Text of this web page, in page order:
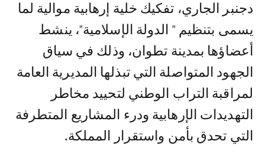
دجنبر الجاري، تفكيك خلية إرهابية موالية لما
يسمى بتنظيم " الدولة الإسلامية"، ينشط
أعضاؤها بمدينة تطوان، وذلك في سياق
الجهود المتواصلة التي تبذلها المديرية العامة
لمراقبة التراب الوطني لتحييد مخاطر
التهديدات الإرهابية ودرء المشاريع المتطرفة
التي تحدق بأمن واستقرار المملكة.